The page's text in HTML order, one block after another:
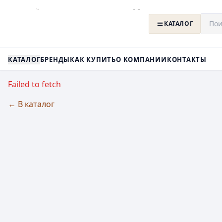
КАТАЛОГ
КАТАЛОГБРЕНДЫКАК КУПИТЬО КОМПАНИИКОНТАКТЫ
Failed to fetch
← В каталог